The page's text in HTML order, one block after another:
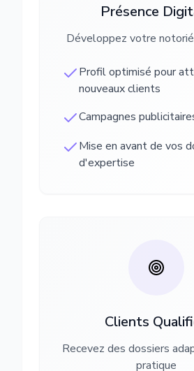
Présence
Développez votre
Profil optimisé pour
nouveaux clients
Campagnes
Mise en avant de vos
d'expertise
Clients
Recevez des dossiers
pratique